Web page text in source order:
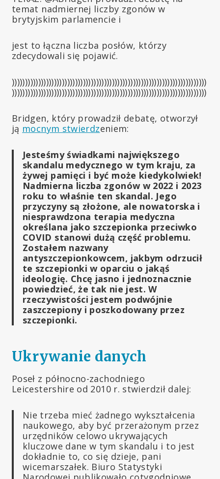
temat nadmiernej liczby zgonów w
brytyjskim parlamencie i
jest to łączna liczba posłów, którzy
zdecydowali się pojawić.
))))))))))))))))))))))))))))))))))))))))))))))))))))))))))))))))))))))))))
))))))))))))))))))))))))))))))))))))))))))))))))))))))))))))))))))))))))))
Bridgen, który prowadził debatę, otworzył
ją mocnym stwierdzeniem:
Jesteśmy świadkami największego
skandalu medycznego w tym kraju, za
żywej pamięci i być może kiedykolwiek!
Nadmierna liczba zgonów w 2022 i 2023
roku to właśnie ten skandal. Jego
przyczyny są złożone, ale nowatorska i
niesprawdzona terapia medyczna
określana jako szczepionka przeciwko
COVID stanowi dużą część problemu.
Zostałem nazwany
antyszczepionkowcem, jakbym odrzucił
te szczepionki w oparciu o jakąś
ideologię. Chcę jasno i jednoznacznie
powiedzieć, że tak nie jest. W
rzeczywistości jestem podwójnie
zaszczepiony i poszkodowany przez
szczepionki.
Ukrywanie danych
Poseł z północno-zachodniego
Leicestershire od 2010 r. stwierdził dalej:
Nie trzeba mieć żadnego wykształcenia
naukowego, aby być przerażonym przez
urzędników celowo ukrywających
kluczowe dane w tym skandalu i to jest
dokładnie to, co się dzieje, pani
wicemarszałek. Biuro Statystyki